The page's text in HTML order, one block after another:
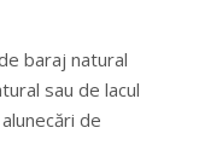
baraj natural
sau de lacul
de